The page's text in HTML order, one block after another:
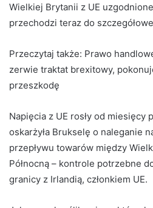
Wielkiej Brytanii z UE
przechodzi teraz do
Przeczytaj także: Prawo
zerwie traktat brexitowy,
przeszkodę
Napięcia z UE rosły od miesięcy
oskarżyła Brukselę o naleganie
przepływu towarów między
Północną – kontrole potrzebne
granicy z Irlandią, członkiem UE.